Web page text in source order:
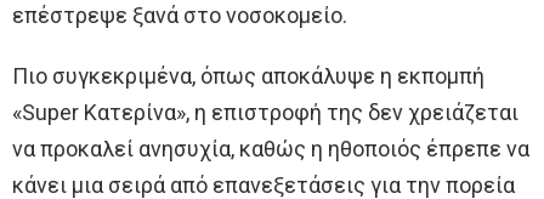
επέστρεψε ξανά στο νοσοκομείο.
Πιο συγκεκριμένα, όπως αποκάλυψε η εκπομπή
«Super Κατερίνα», η επιστροφή της δεν χρειάζεται
να προκαλεί ανησυχία, καθώς η ηθοποιός έπρεπε να
κάνει μια σειρά από επανεξετάσεις για την πορεία